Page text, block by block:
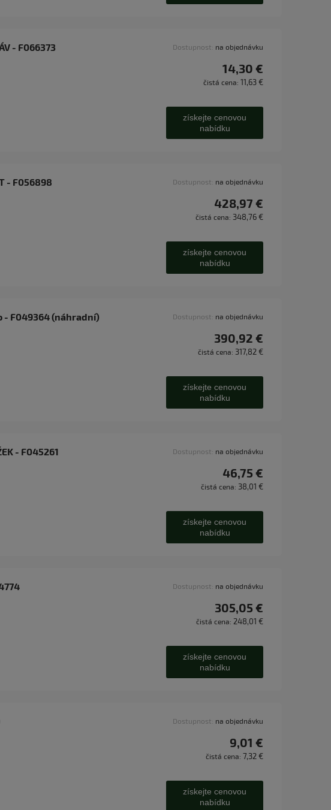
- F066373 Dostupnost: na objednávku
14,30 €
čistá cena: 11,63 €
získejte cenovou
nabídku
- F056898 Dostupnost: na objednávku
428,97 €
čistá cena: 348,76 €
získejte cenovou
nabídku
- F049364 (náhradní) Dostupnost: na objednávku
390,92 €
čistá cena: 317,82 €
získejte cenovou
nabídku
- F045261 Dostupnost: na objednávku
46,75 €
čistá cena: 38,01 €
získejte cenovou
nabídku
Dostupnost: na objednávku
305,05 €
čistá cena: 248,01 €
získejte cenovou
nabídku
Dostupnost: na objednávku
9,01 €
čistá cena: 7,32 €
získejte cenovou
nabídku